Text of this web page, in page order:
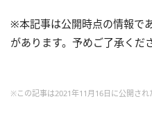
※本記事は公開時点の情報で
があります。予めご了承くだ
※この記事は2021年11月16日に公開され